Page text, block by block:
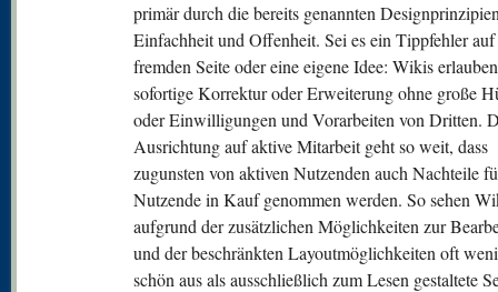
primär durch die bereits genannten
Einfachheit und Offenheit. Sei es ein Tippfehler auf
fremden Seite oder eine eigene Idee: Wikis
sofortige Korrektur oder Erweiterung ohne große
oder Einwilligungen und Vorarbeiten von Dritten.
Ausrichtung auf aktive Mitarbeit geht so weit, dass
zugunsten von aktiven Nutzenden auch Nachteile
Nutzende in Kauf genommen werden. So sehen
aufgrund der zusätzlichen Möglichkeiten zur
und der beschränkten Layoutmöglichkeiten oft
schön aus als ausschließlich zum Lesen gestaltete